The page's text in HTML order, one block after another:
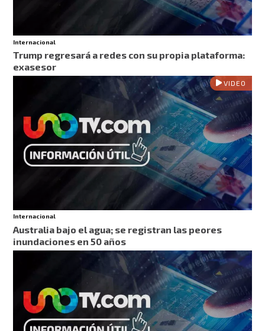
Internacional
Trump regresará a redes con su propia plataforma:
exasesor
VIDEO
Internacional
Australia bajo el agua; se registran las peores
inundaciones en 50 años